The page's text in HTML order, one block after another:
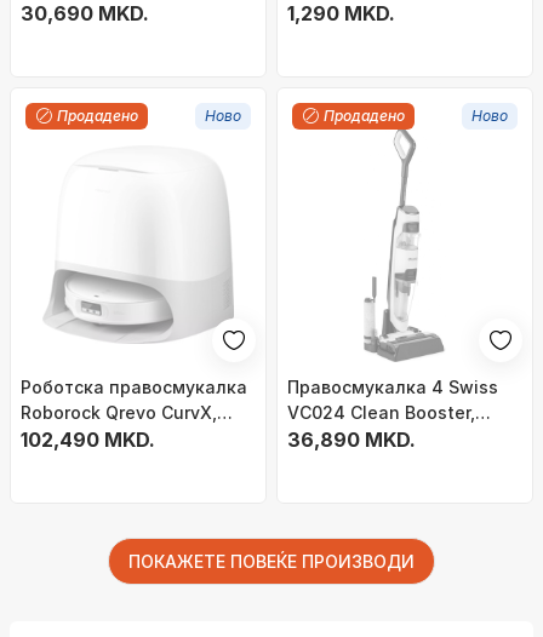
autonomi, Wi‑Fi, i bardhë
30,690 MKD.
zëvendësues, për robot
1,290 MKD.
Продадено Ново
Роботска правосмукалка
Roborock Qrevo CurvX,
бела
102,490 MKD.
Продадено Ново
Правосмукалка 4 Swiss
VC024 Clean Booster,
бела боја
36,890 MKD.
ПОКАЖЕТЕ ПОВЕЌЕ ПРОИЗВОДИ